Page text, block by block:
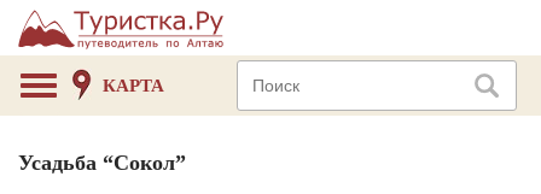
КАРТА
Усадьба “Сокол”